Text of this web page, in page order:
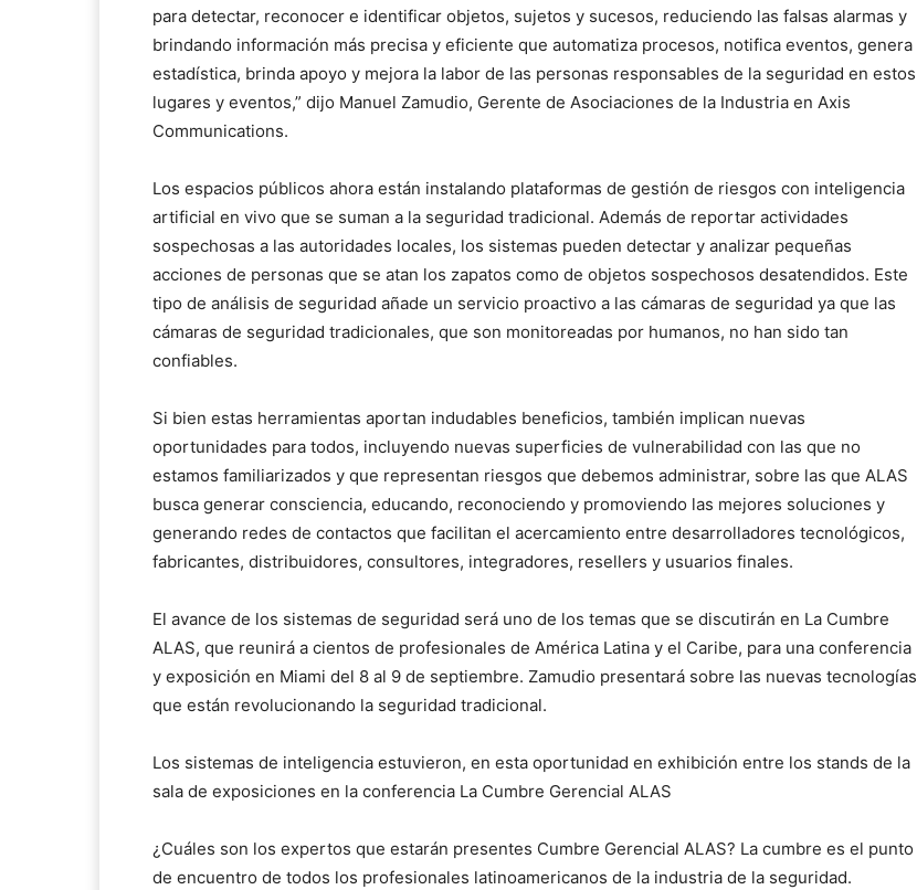
para detectar, reconocer e identificar objetos, sujetos y sucesos, reduciendo las falsas alarmas y
brindando información más precisa y eficiente que automatiza procesos, notifica eventos, genera
estadística, brinda apoyo y mejora la labor de las personas responsables de la seguridad en estos
lugares y eventos,” dijo Manuel Zamudio, Gerente de Asociaciones de la Industria en Axis
Communications.
Los espacios públicos ahora están instalando plataformas de gestión de riesgos con inteligencia
artificial en vivo que se suman a la seguridad tradicional. Además de reportar actividades
sospechosas a las autoridades locales, los sistemas pueden detectar y analizar pequeñas
acciones de personas que se atan los zapatos como de objetos sospechosos desatendidos. Este
tipo de análisis de seguridad añade un servicio proactivo a las cámaras de seguridad ya que las
cámaras de seguridad tradicionales, que son monitoreadas por humanos, no han sido tan
confiables.
Si bien estas herramientas aportan indudables beneficios, también implican nuevas
oportunidades para todos, incluyendo nuevas superficies de vulnerabilidad con las que no
estamos familiarizados y que representan riesgos que debemos administrar, sobre las que ALAS
busca generar consciencia, educando, reconociendo y promoviendo las mejores soluciones y
generando redes de contactos que facilitan el acercamiento entre desarrolladores tecnológicos,
fabricantes, distribuidores, consultores, integradores, resellers y usuarios finales.
El avance de los sistemas de seguridad será uno de los temas que se discutirán en La Cumbre
ALAS, que reunirá a cientos de profesionales de América Latina y el Caribe, para una conferencia
y exposición en Miami del 8 al 9 de septiembre. Zamudio presentará sobre las nuevas tecnologías
que están revolucionando la seguridad tradicional.
Los sistemas de inteligencia estuvieron, en esta oportunidad en exhibición entre los stands de la
sala de exposiciones en la conferencia La Cumbre Gerencial ALAS
¿Cuáles son los expertos que estarán presentes Cumbre Gerencial ALAS? La cumbre es el punto
de encuentro de todos los profesionales latinoamericanos de la industria de la seguridad.